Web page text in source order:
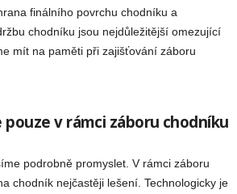
finálního povrchu chodníku a
chodníku jsou nejdůležitější omezující
mít na paměti při zajišťování záboru
v rámci záboru chodníku
podrobně promyslet. V rámci záboru
chodník nejčastěji lešení. Technologicky je